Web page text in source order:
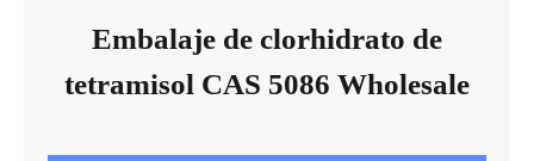
Embalaje de clorhidrato de
tetramisol CAS 5086 Wholesale